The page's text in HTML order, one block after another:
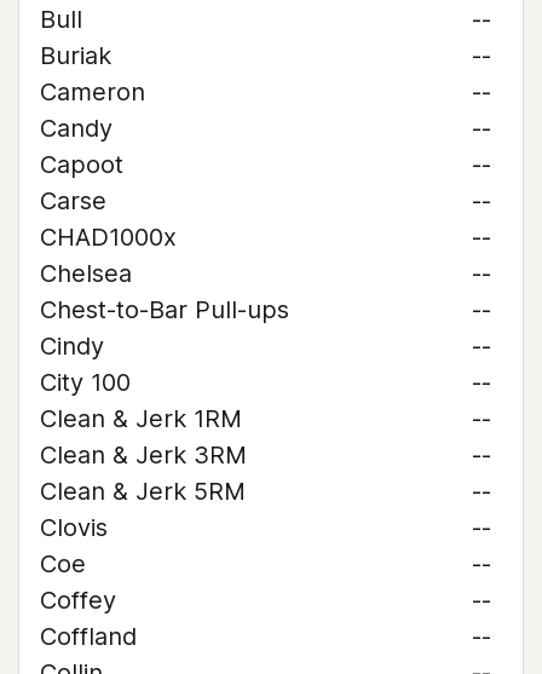
Bull
--
Buriak
--
Cameron
--
Candy
--
Capoot
--
Carse
--
CHAD1000x
--
Chelsea
--
Chest-to-Bar Pull-ups
--
Cindy
--
City 100
--
Clean & Jerk 1RM
--
Clean & Jerk 3RM
--
Clean & Jerk 5RM
--
Clovis
--
Coe
--
Coffey
--
Coffland
--